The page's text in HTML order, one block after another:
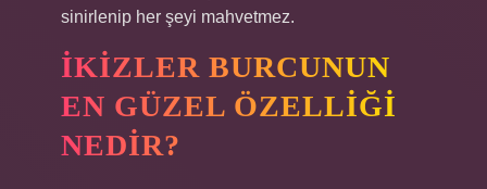
sinirlenip her şeyi mahvetmez.
İKIZLER BURCUNUN
EN GÜZEL ÖZELLIĞI
NEDIR?